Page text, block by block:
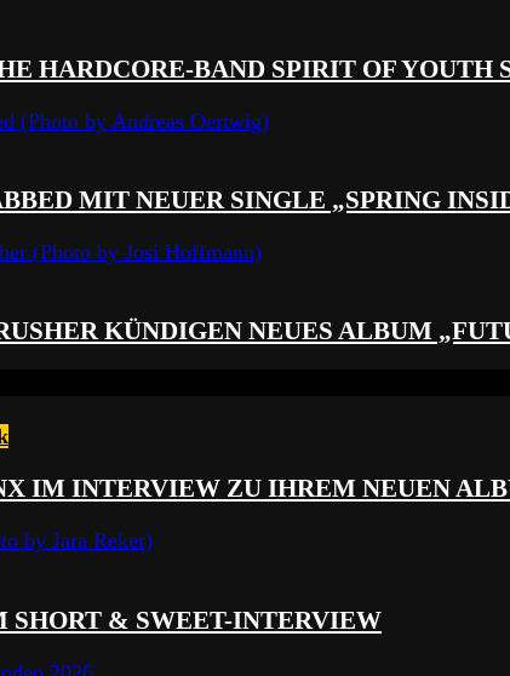
HARDCORE-BAND SPIRIT OF YOUTH
MIT NEUER SINGLE „SPRING
KÜNDIGEN NEUES ALBUM
IM INTERVIEW ZU IHREM NEUEN
SHORT & SWEET-INTERVIEW